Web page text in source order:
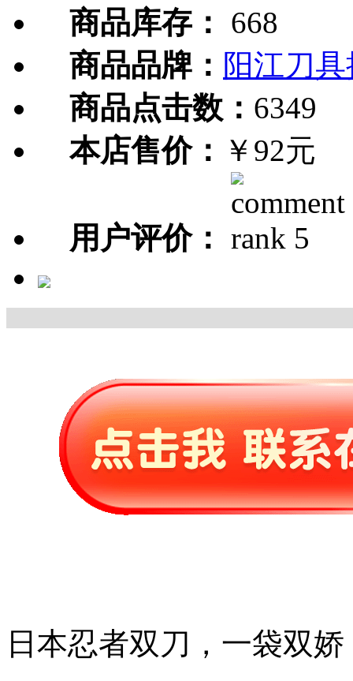
商品库存：
668
商品品牌： 阳江刀
商品点击数： 6349
本店售价： ￥92元
用户评价：
日本忍者双刀，一袋双